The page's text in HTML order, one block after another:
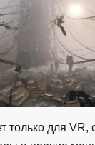
только для VR,